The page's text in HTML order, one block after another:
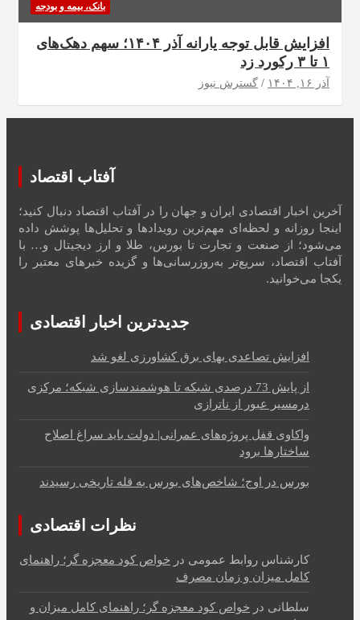
بانک، بیمه و بودجه
افزایش قابل توجه یارانه آذر ۱۴۰۴؛ سهم دهک‌های
۱ تا ۳ رکورد زد
آذر ۱۶, ۱۴۰۴ گسترش نیوز
آفتاب اقتصاد
آخرین اخبار اقتصادی ایران و جهان را در آفتاب اقتصاد دنبال کنید؛
اینجا روزانه و لحظه‌ای مهم‌ترین رویدادها و تحلیل‌ها پوشش داده
می‌شود؛ از صنعت و تجارت تا بورس، طلا و ارز دیجیتال و… با
آفتاب اقتصاد، سریع‌تر به‌روزرسانی‌ها و گزیده خبرهای معتبر را
یکجا می‌خوانید.
جدیدترین اخبار اقتصادی
افزایش تصاعدی بهای برق کشاورزی لغو شد
از پایش 73 درصدی شبکه تا هوشمندسازی شبکه؛ مرکزی
درمسیر عبور از ناترازی
واکاوی قفل پروژه‌های عمرانی| دولت باید سراغ اصلاح
ساختارها برود
بورس در اوج؛ شاخص‌های بورس به قله تاریخی رسیدند
نظرات اقتصادی
کارشناس روابط عمومی در خواص کود معجزه گر؛ راهنمای
کامل میزان و زمان مصرف
سلطانی در خواص کود معجزه گر؛ راهنمای کامل میزان و